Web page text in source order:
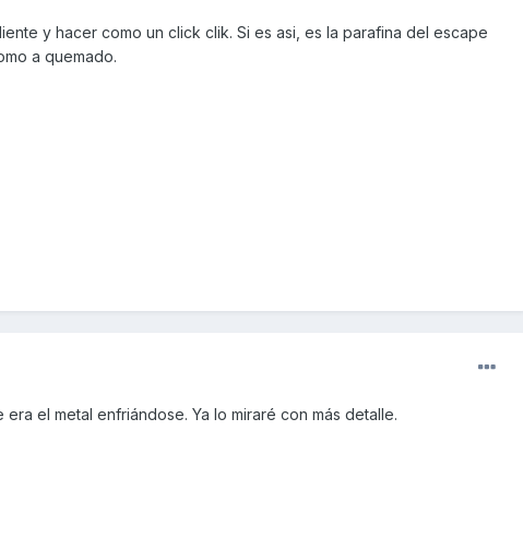
y hacer como un click clik. Si es asi, es la parafina del escape
a quemado.
el metal enfriándose. Ya lo miraré con más detalle.